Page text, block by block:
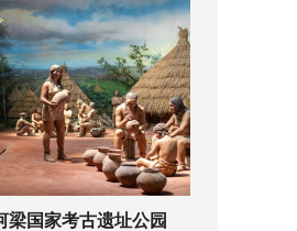
梁国家考古遗址公园